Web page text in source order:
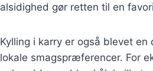
alsidighed gør retten til en
Kylling i karry er også blevet
lokale smagspræferencer. For